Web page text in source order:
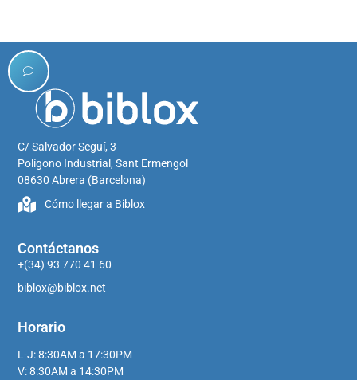
C/ Salvador Seguí, 3
Polígono Industrial, Sant Ermengol
08630 Abrera (Barcelona)
Cómo llegar a Biblox
Contáctanos
+(34) 93 770 41 60
biblox@biblox.net
Horario
L-J: 8:30AM a 17:30PM
V: 8:30AM a 14:30PM